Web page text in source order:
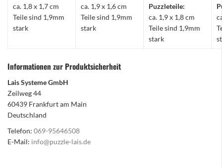
ca. 1,8 x 1,7 cm
Teile sind 1,9mm
stark
ca. 1,9 x 1,6 cm
Teile sind 1,9mm
stark
Puzzleteile:
ca. 1,9 x 1,8 cm
Teile sind 1,9mm
stark
Informationen zur Produktsicherheit
Lais Systeme GmbH
Zeilweg 44
60439 Frankfurt am Main
Deutschland
Telefon: 069-95646508
E-Mail: info@puzzle-lais.de